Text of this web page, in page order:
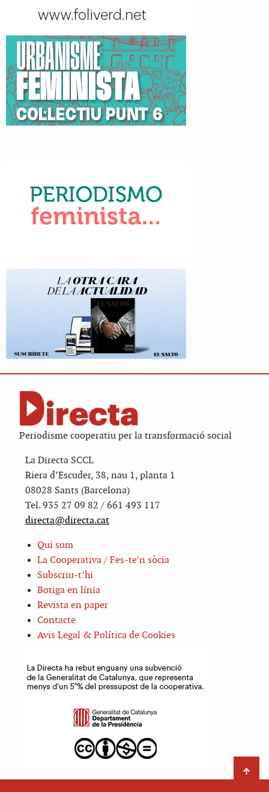
Periodisme cooperatiu per la transformació social
La Directa SCCL
Riera d’Escuder, 38, nau 1, planta 1
08028 Sants (Barcelona)
Tel. 935 27 09 82 / 661 493 117
directa@directa.cat
Qui som
La Cooperativa / Fes-te’n sòcia
Subscriu-t’hi
Botiga en línia
Revista en paper
Contacte
Avis Legal & Política de Cookies